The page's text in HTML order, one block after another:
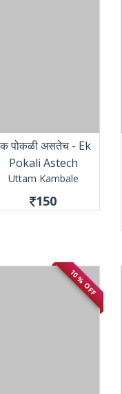
पोकळी असतेच - Ek
Pokali Astech
Uttam Kambale
150
10 % OFF